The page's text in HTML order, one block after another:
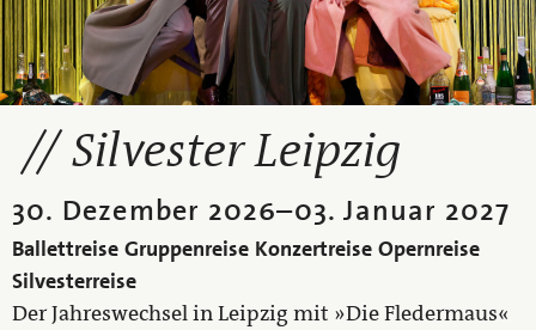
Silvester Leipzig
30. Dezember 2026–03. Januar 2027
Ballettreise Gruppenreise Konzertreise Opernreise
Silvesterreise
Der Jahreswechsel in Leipzig mit »Die Fledermaus«